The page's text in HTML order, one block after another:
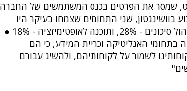
שמסר את הפרטים בכנס המשתמשים של החברה
בוושינגטון, שני התחומים שצמחו בעיקר היו
פתרונות לניהול סיכונים - 28%, ותוכנה לאופטימיזציה - 18% ●
בתחומי האנליטיקה וכריית המידע, כי הם
לשמור על לקוחותיהם, ולהשיג עבורם